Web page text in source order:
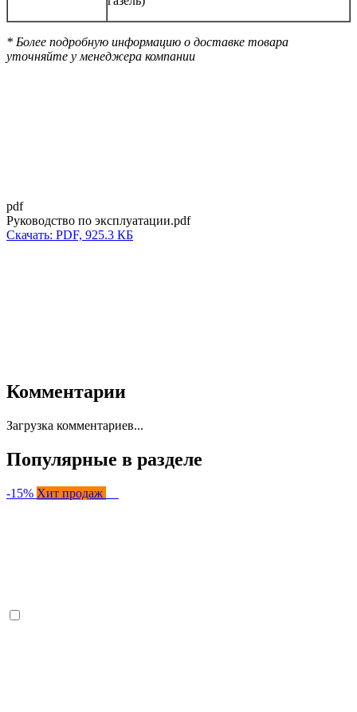
* Более подробную информацию о доставке товара
уточняйте у менеджера компании
pdf
Руководство по эксплуатации.pdf
Скачать: PDF, 925.3 КБ
Комментарии
Загрузка комментариев...
Популярные в разделе
-15% Хит продаж